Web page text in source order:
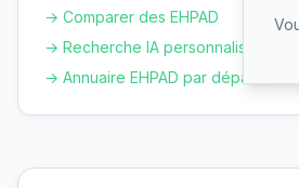
→ Comparer des EHPAD
→ Recherche IA personnalisée
→ Annuaire EHPAD par département